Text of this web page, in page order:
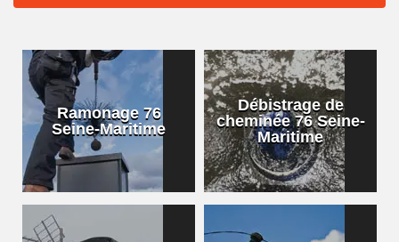
Ramonage 76
Seine-Maritime
Débistrage de
cheminée 76 Seine-
Maritime